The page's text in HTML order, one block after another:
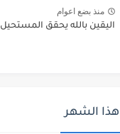
منذ بضع اعوام
اليقين بالله يحقق المستحيل
هذا الشهر